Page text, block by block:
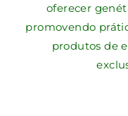
oferecer
promovendo
produtos de